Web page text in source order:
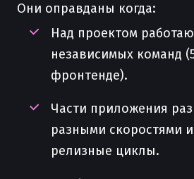
Они оправданы когда:
Над проектом
независимых команд
фронтенде).
Части приложения
разными скоростями
релизные циклы.